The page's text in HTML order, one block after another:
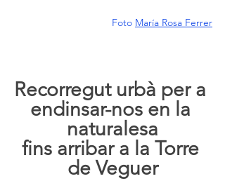
Foto María Rosa Ferrer
Recorregut urbà per a
endinsar-nos en la
naturalesa
fins arribar a la Torre
de Veguer